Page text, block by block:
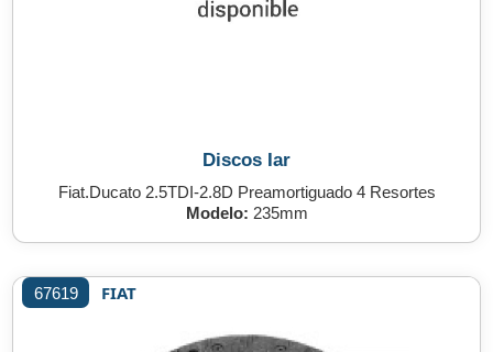
Discos Iar
Fiat.Ducato 2.5TDI-2.8D Preamortiguado 4 Resortes
Modelo: 235mm
67619 FIAT